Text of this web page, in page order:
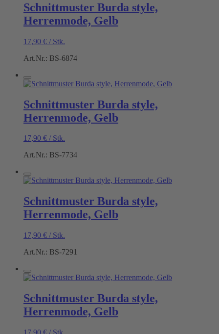
Schnittmuster Burda style,
Herrenmode, Gelb
17,90 € / Stk.
Art.Nr.: BS-6874
Schnittmuster Burda style,
Herrenmode, Gelb
17,90 € / Stk.
Art.Nr.: BS-7734
Schnittmuster Burda style,
Herrenmode, Gelb
17,90 € / Stk.
Art.Nr.: BS-7291
Schnittmuster Burda style,
Herrenmode, Gelb
17,90 € / Stk.